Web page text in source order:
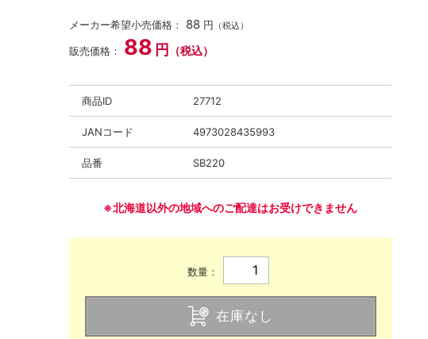
メーカー希望小売価格： 88 円 （税込）
販売価格： 88 円 （税込）
商品ID 27712
JANコード 4973028435993
品番 SB220
※北海道以外の地域へのご配達はお受けできません
数量：
在庫なし